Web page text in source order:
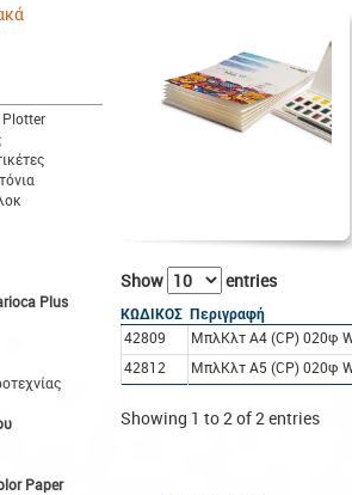
Plotter
Plus
Paper
Show entries
ΚΩΔΙΚΟΣ Περιγραφή
42809
ΜπλΚλτ A4 (CP) 020φ
42812
ΜπλΚλτ A5 (CP) 020φ
Showing 1 to 2 of 2 entries